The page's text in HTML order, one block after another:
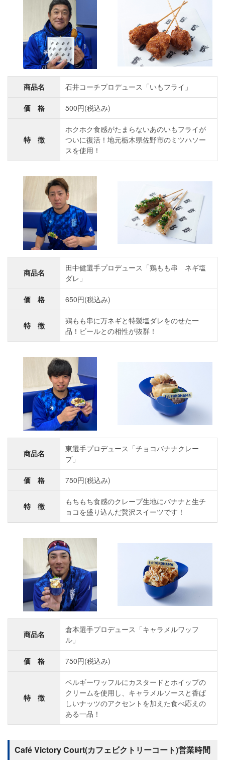
商品名 石井コーチプロデュース「いもフライ」
価 格 500円(税込み)
特 徴
ホクホク食感がたまらないあのいもフライが
ついに復活！地元栃木県佐野市のミツハソー
スを使用！
商品名
田中健選手プロデュース「鶏もも串 ネギ塩
ダレ」
価 格 650円(税込み)
特 徴
鶏もも串に万ネギと特製塩ダレをのせた一
品！ビールとの相性が抜群！
商品名
東選手プロデュース「チョコバナナクレー
プ」
価 格 750円(税込み)
特 徴
もちもち食感のクレープ生地にバナナと生チ
ョコを盛り込んだ贅沢スイーツです！
商品名
倉本選手プロデュース「キャラメルワッフ
ル」
価 格 750円(税込み)
特 徴
ベルギーワッフルにカスタードとホイップの
クリームを使用し、キャラメルソースと香ば
しいナッツのアクセントを加えた食べ応えの
ある一品！
Café Victory Court(カフェビクトリーコート)営業時間